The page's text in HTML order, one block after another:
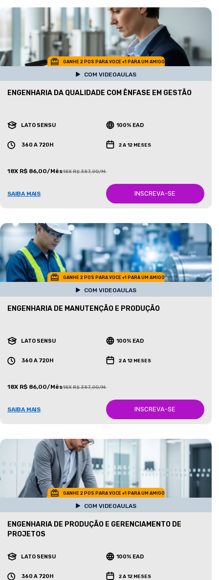
GANHE 2 POS PARA VOCE +1 PARA UM AMIGO
COM VIDEOAULAS
ENGENHARIA DA QUALIDADE COM ÊNFASE EM GESTÃO
LATO SENSU 100% EAD
360 A 720H 2 A 12 MESES
18X R$ 86,00/Mês18X R$ 387,00/Mês
SAIBA MAIS INSCREVA-SE
GANHE 2 POS PARA VOCE +1 PARA UM AMIGO
COM VIDEOAULAS
ENGENHARIA DE MANUTENÇÃO E PRODUÇÃO
LATO SENSU 100% EAD
360 A 720H 2 A 12 MESES
18X R$ 86,00/Mês18X R$ 387,00/Mês
SAIBA MAIS INSCREVA-SE
GANHE 2 POS PARA VOCE +1 PARA UM AMIGO
COM VIDEOAULAS
ENGENHARIA DE PRODUÇÃO E GERENCIAMENTO DE
PROJETOS
LATO SENSU 100% EAD
360 A 720H 2 A 12 MESES